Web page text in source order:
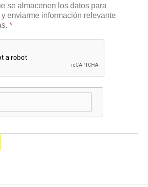
se almacenen los datos para
enviarme información relevante
*